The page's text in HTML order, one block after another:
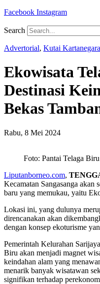
Facebook Instagram
Search
Advertorial, Kutai Kartanegara
Ekowisata
Destinasi
Bekas
Rabu, 8 Mei 2024
Foto: Pantai Telaga
Liputanborneo.com,
Kecamatan Sangasanga akan
baru yang memukau, yaitu
Lokasi ini, yang dulunya
direncanakan akan
dengan konsep ekoturisme
Pemerintah Kelurahan
Biru akan menjadi magnet
keindahan alam yang
menarik banyak wisatawan
signifikan terhadap